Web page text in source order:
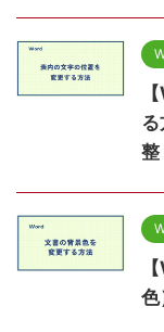
整
色